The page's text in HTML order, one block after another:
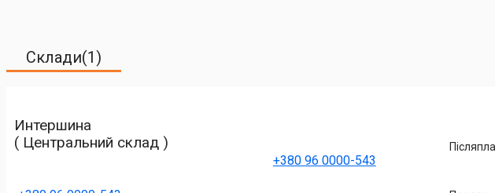
Склади(1)
Интершина
( Центральний склад )
+380 96 0000-543